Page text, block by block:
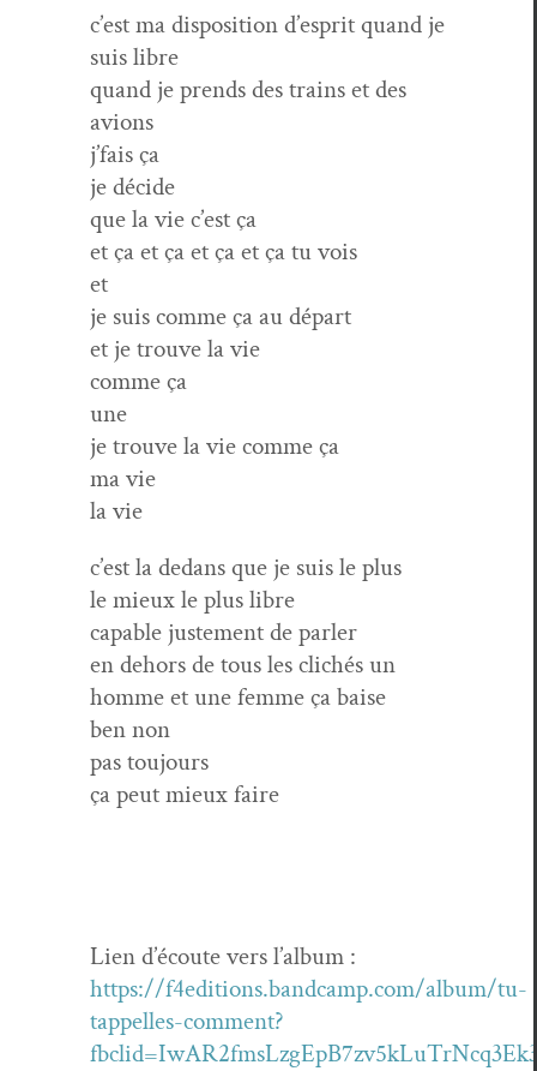
c’est ma dis­po­si­tion d’esprit quand je
suis libre
quand je prends des trains et des
avions
j’fais ça
je décide
que la vie c’est ça
et ça et ça et ça et ça tu vois
et
je suis comme ça au départ
et je trou­ve la vie
comme ça
une
je trou­ve la vie comme ça
ma vie
la vie
c’est la dedans que je suis le plus
le mieux le plus libre
capa­ble juste­ment de parler
en dehors de tous les clichés un
homme et une femme ça baise
ben non
pas tou­jours
ça peut mieux faire
Lien d’é­coute vers l’al­bum :
https://f4editions.bandcamp.com/album/tu-
tappelles-comment?